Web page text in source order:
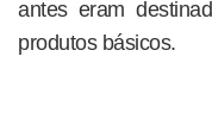
antes eram
produtos básicos.